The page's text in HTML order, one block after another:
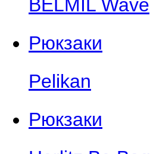
BELMIL Wave
Рюкзаки
Pelikan
Рюкзаки